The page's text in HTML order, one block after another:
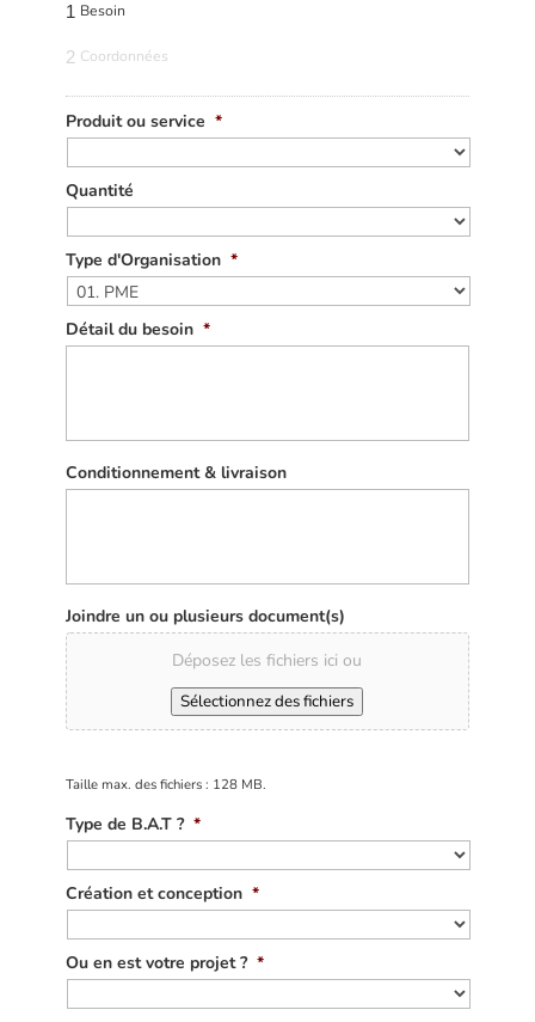
1 Besoin
2 Coordonnées
Produit ou service *
Quantité
Type d'Organisation *
Détail du besoin *
Conditionnement & livraison
Joindre un ou plusieurs document(s)
Déposez les fichiers ici ou
Sélectionnez des fichiers
Taille max. des fichiers : 128 MB.
Type de B.A.T ? *
Création et conception *
Ou en est votre projet ? *